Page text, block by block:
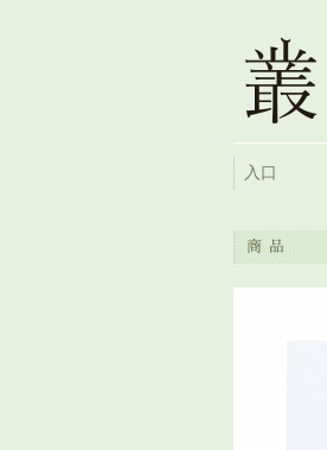
入口